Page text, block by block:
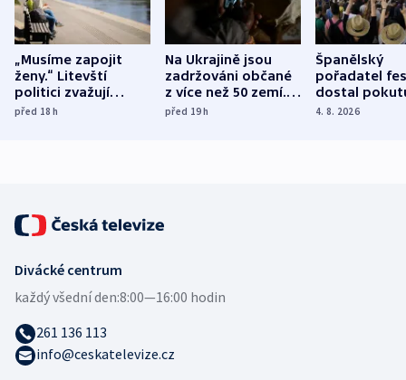
„Musíme zapojit
ženy.“ Litevští
politici zvažují
dohodu o
před 18h
Na Ukrajině jsou
zadržováni občané
z více než 50 zemí.
Bojovali na straně
před 19h
Španělský
pořadatel
dostal
nekalé
4. 8. 2026
Divácké centrum
každý všední den:8:00—16:00 hodin
261 136 113
info@ceskatelevize.cz